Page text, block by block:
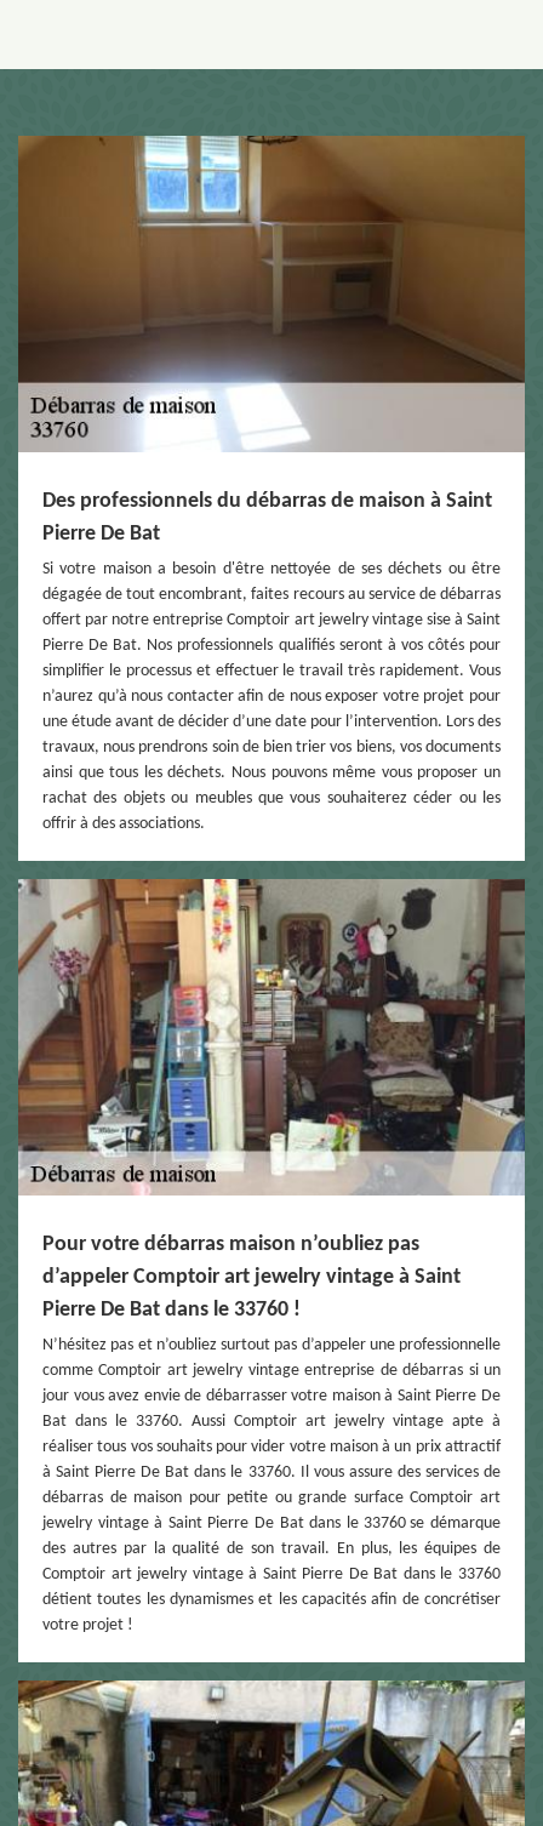
Des professionnels du débarras de maison à Saint
Pierre De Bat
Si votre maison a besoin d'être nettoyée de ses déchets ou être
dégagée de tout encombrant, faites recours au service de débarras
offert par notre entreprise Comptoir art jewelry vintage sise à Saint
Pierre De Bat. Nos professionnels qualifiés seront à vos côtés pour
simplifier le processus et effectuer le travail très rapidement. Vous
n’aurez qu’à nous contacter afin de nous exposer votre projet pour
une étude avant de décider d’une date pour l’intervention. Lors des
travaux, nous prendrons soin de bien trier vos biens, vos documents
ainsi que tous les déchets. Nous pouvons même vous proposer un
rachat des objets ou meubles que vous souhaiterez céder ou les
offrir à des associations.
Pour votre débarras maison n’oubliez pas
d’appeler Comptoir art jewelry vintage à Saint
Pierre De Bat dans le 33760 !
N’hésitez pas et n’oubliez surtout pas d’appeler une professionnelle
comme Comptoir art jewelry vintage entreprise de débarras si un
jour vous avez envie de débarrasser votre maison à Saint Pierre De
Bat dans le 33760. Aussi Comptoir art jewelry vintage apte à
réaliser tous vos souhaits pour vider votre maison à un prix attractif
à Saint Pierre De Bat dans le 33760. Il vous assure des services de
débarras de maison pour petite ou grande surface Comptoir art
jewelry vintage à Saint Pierre De Bat dans le 33760 se démarque
des autres par la qualité de son travail. En plus, les équipes de
Comptoir art jewelry vintage à Saint Pierre De Bat dans le 33760
détient toutes les dynamismes et les capacités afin de concrétiser
votre projet !